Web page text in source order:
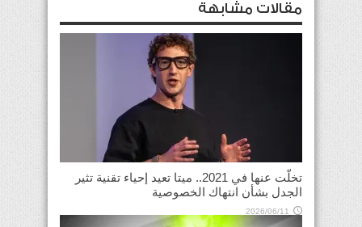
مقالات مشابهة
تخلّت عنها في 2021.. ميتا تعيد إحياء تقنية تثير
الجدل بشأن انتهاك الخصوصية
2026/06/11